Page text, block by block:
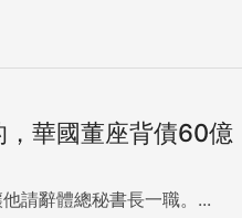
可以做自己想做的事，不必
，更讓我的生命充滿熱度與
落經常此起彼落地傳來「滴
華國董座背債60億
請辭體總秘書長一職。...